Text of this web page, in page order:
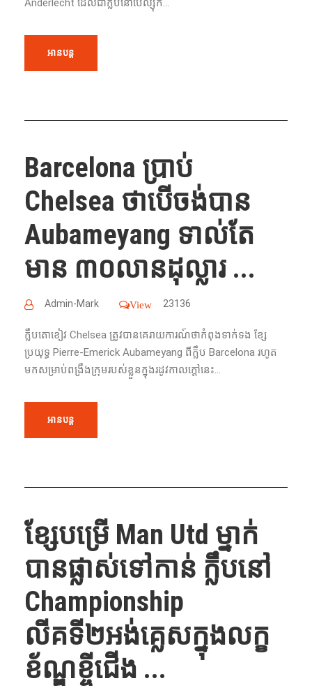
Anderlecht ដែល​ជា​ក្លឹប​នៅ​បែល្ស៊ិក​​...
អានបន្ត
Barcelona ប្រាប់
Chelsea ថាបើ​ចង់​បាន​
Aubameyang ទាល់តែ
មាន ៣០លាន​ដុល្លារ​ ...
Admin-Mark View 23136
ក្លឹបតោខៀវ​ Chelsea ត្រូវ​បាន​គេរាយការណ៍ថា​កំពុងទាក់ទង ខ្សែ
ប្រយុទ្ធ​ Pierre-Emerick Aubameyang ពី​ក្លឹប​ Barcelona រហូត​
មក​សម្រាប់​ពង្រឹង​ក្រុម​របស់​ខ្លួន​ក្នុង​រដូវកាល​ក្ដៅ​នេះ​...
អានបន្ត
ខ្សែបម្រើ​ Man Utd ម្នាក់
បានផ្លាស់​ទៅ​កាន់​ ក្លឹប​នៅ​
Championship
លីគទី២អង់គ្លេសក្នុង​លក្ខ
ខ័ណ្ឌ​ខ្ចី​ជើង​ ...